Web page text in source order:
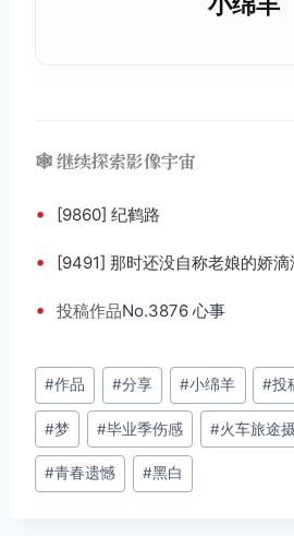
🕸️ 继续探索影像宇宙
• [9860] 纪鹤路
• [9491] 那时还没自称老娘的娇滴
• 投稿作品No.3876 心事
文
章
标
签：
#作品 #分享 #小绵羊 #投
#梦 #毕业季伤感 #火车旅途
#青春遗憾 #黑白
取消